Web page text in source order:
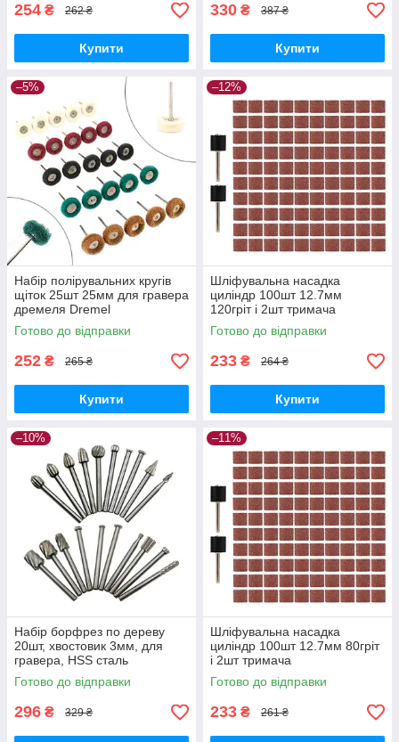
254 ₴ 262 ₴
Купити
330 ₴ 387 ₴
Купити
–5%
Набір полірувальних кругів
щіток 25шт 25мм для гравера
дремеля Dremel
Готово до відправки
252 ₴ 265 ₴
Купити
–12%
Шліфувальна насадка
циліндр 100шт 12.7мм
120гріт і 2шт тримача
Готово до відправки
233 ₴ 264 ₴
Купити
–10%
Набір борфрез по дереву
20шт, хвостовик 3мм, для
гравера, HSS сталь
Готово до відправки
296 ₴ 329 ₴
–11%
Шліфувальна насадка
циліндр 100шт 12.7мм 80гріт
і 2шт тримача
Готово до відправки
233 ₴ 261 ₴